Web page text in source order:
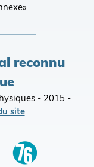
reconnu
- 2015 -
site